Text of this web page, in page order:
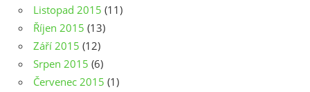
Listopad 2015 (11)
Říjen 2015 (13)
Září 2015 (12)
Srpen 2015 (6)
Červenec 2015 (1)